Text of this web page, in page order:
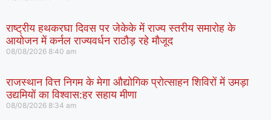
राष्ट्रीय हथकरघा दिवस पर जेकेके में राज्य स्तरीय समारोह के
आयोजन में कर्नल राज्यवर्धन राठौड़ रहे मौजूद
08/08/2026 8:40 am
राजस्थान वित्त निगम के मेगा औद्योगिक प्रोत्साहन शिविरों में उमड़ा
उद्यमियों का विश्वास:हर सहाय मीणा
08/08/2026 8:34 am